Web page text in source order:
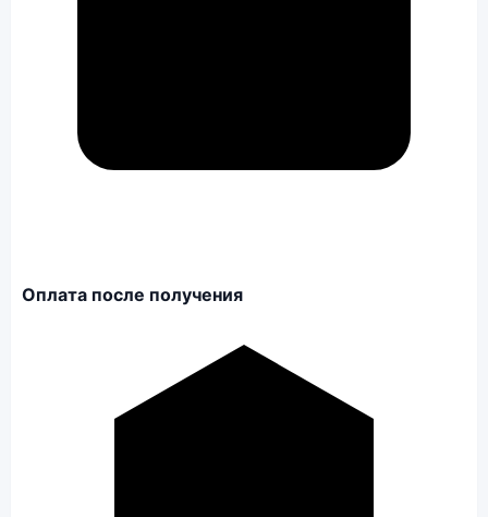
Оплата после получения